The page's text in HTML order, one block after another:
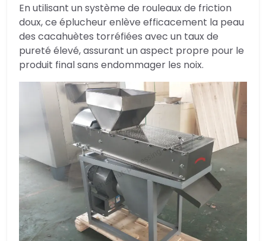
En utilisant un système de rouleaux de friction
doux, ce éplucheur enlève efficacement la peau
des cacahuètes torréfiées avec un taux de
pureté élevé, assurant un aspect propre pour le
produit final sans endommager les noix.